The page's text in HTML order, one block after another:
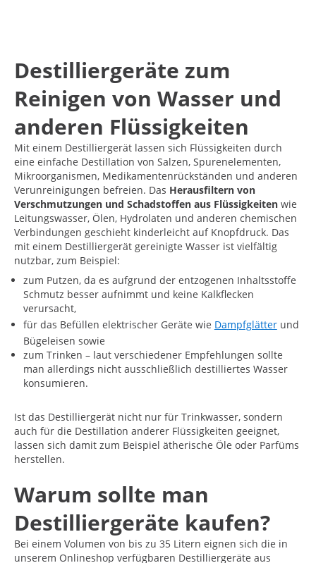
Destilliergeräte zum
Reinigen von Wasser und
anderen Flüssigkeiten
Mit einem Destilliergerät lassen sich Flüssigkeiten durch
eine einfache Destillation von Salzen, Spurenelementen,
Mikroorganismen, Medikamentenrückständen und anderen
Verunreinigungen befreien. Das Herausfiltern von
Verschmutzungen und Schadstoffen aus Flüssigkeiten wie
Leitungswasser, Ölen, Hydrolaten und anderen chemischen
Verbindungen geschieht kinderleicht auf Knopfdruck. Das
mit einem Destilliergerät gereinigte Wasser ist vielfältig
nutzbar, zum Beispiel:
zum Putzen, da es aufgrund der entzogenen Inhaltsstoffe
Schmutz besser aufnimmt und keine Kalkflecken
verursacht,
für das Befüllen elektrischer Geräte wie Dampfglätterund
Bügeleisen sowie
zum Trinken – laut verschiedener Empfehlungen sollte
man allerdings nicht ausschließlich destilliertes Wasser
konsumieren.
Ist das Destilliergerät nicht nur für Trinkwasser, sondern
auch für die Destillation anderer Flüssigkeiten geeignet,
lassen sich damit zum Beispiel ätherische Öle oder Parfüms
herstellen.
Warum sollte man
Destilliergeräte kaufen?
Bei einem Volumen von bis zu 35 Litern eignen sich die in
unserem Onlineshop verfügbaren Destilliergeräte aus